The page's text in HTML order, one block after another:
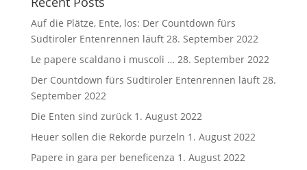
Auf die Plätze, Ente, los: Der Countdown fürs
Südtiroler Entenrennen läuft 28. September 2022
Le papere scaldano i muscoli … 28. September 2022
Der Countdown fürs Südtiroler Entenrennen läuft 28.
September 2022
Die Enten sind zurück 1. August 2022
Heuer sollen die Rekorde purzeln 1. August 2022
Papere in gara per beneficenza 1. August 2022